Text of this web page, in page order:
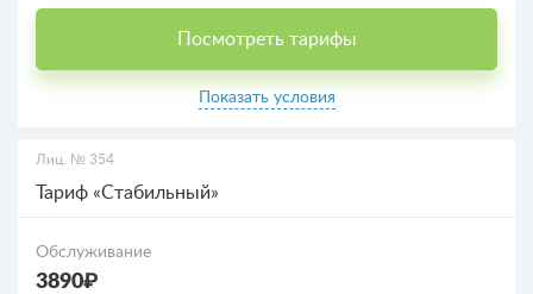
Посмотреть тарифы
Показать условия
Лиц. № 354
Тариф «Стабильный»
Обслуживание
3890₽